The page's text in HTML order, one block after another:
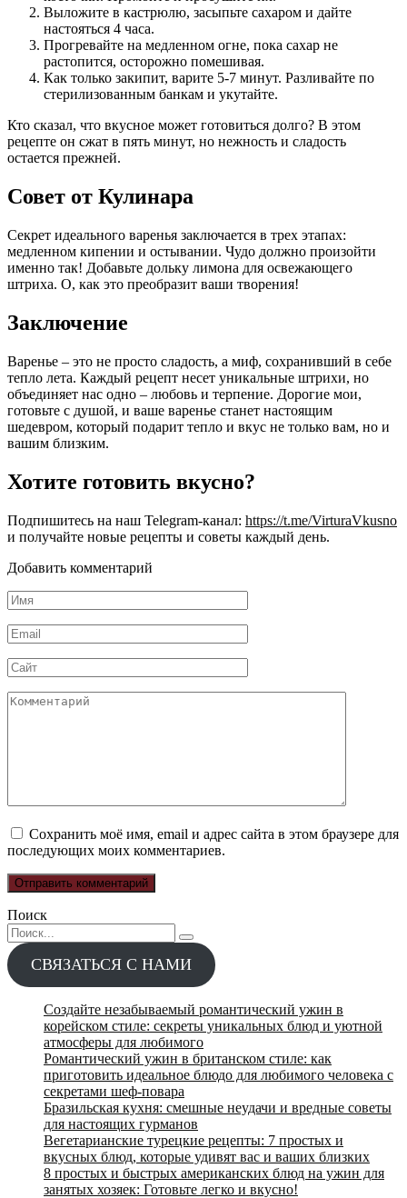
Выложите в кастрюлю, засыпьте сахаром и дайте
настояться 4 часа.
Прогревайте на медленном огне, пока сахар не
растопится, осторожно помешивая.
Как только закипит, варите 5-7 минут. Разливайте по
стерилизованным банкам и укутайте.
Кто сказал, что вкусное может готовиться долго? В этом
рецепте он сжат в пять минут, но нежность и сладость
остается прежней.
Совет от Кулинара
Секрет идеального варенья заключается в трех этапах:
медленном кипении и остывании. Чудо должно произойти
именно так! Добавьте дольку лимона для освежающего
штриха. О, как это преобразит ваши творения!
Заключение
Варенье – это не просто сладость, а миф, сохранивший в себе
тепло лета. Каждый рецепт несет уникальные штрихи, но
объединяет нас одно – любовь и терпение. Дорогие мои,
готовьте с душой, и ваше варенье станет настоящим
шедевром, который подарит тепло и вкус не только вам, но и
вашим близким.
Хотите готовить вкусно?
Подпишитесь на наш Telegram-канал: https://t.me/VirturaVkusno
и получайте новые рецепты и советы каждый день.
Добавить комментарий
Имя
*
Email
*
Сайт
Комментарий
Сохранить моё имя, email и адрес сайта в этом браузере для
последующих моих комментариев.
Поиск
Search
for:
СВЯЗАТЬСЯ С НАМИ
Создайте незабываемый романтический ужин в
корейском стиле: секреты уникальных блюд и уютной
атмосферы для любимого
Романтический ужин в британском стиле: как
приготовить идеальное блюдо для любимого человека с
секретами шеф-повара
Бразильская кухня: смешные неудачи и вредные советы
для настоящих гурманов
Вегетарианские турецкие рецепты: 7 простых и
вкусных блюд, которые удивят вас и ваших близких
8 простых и быстрых американских блюд на ужин для
занятых хозяек: Готовьте легко и вкусно!